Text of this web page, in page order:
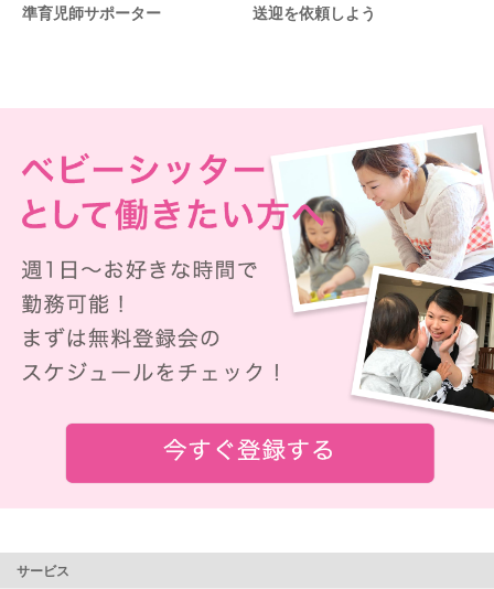
準育児師サポーター 送迎を依頼しよう
サービス